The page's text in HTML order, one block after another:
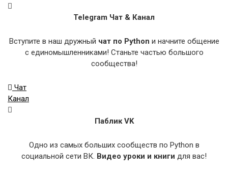
Telegram Чат & Канал
Вступите в наш дружный чат по Python и начните общение
с единомышленниками! Станьте частью большого
сообщества!
Чат
Канал
Паблик VK
Одно из самых больших сообществ по Python в
социальной сети ВК. Видео уроки и книги для вас!